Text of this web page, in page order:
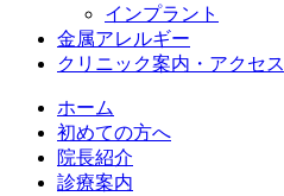
インプラント
金属アレルギー
クリニック案内・アクセス
ホーム
初めての方へ
院長紹介
診療案内